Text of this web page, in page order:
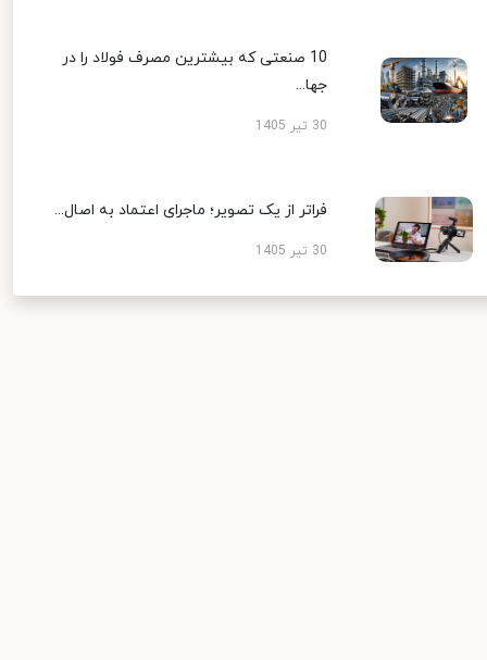
10 صنعتی که بیشترین مصرف فولاد را در
جها...
30 تیر 1405
فراتر از یک تصویر؛ ماجرای اعتماد به اصال...
30 تیر 1405